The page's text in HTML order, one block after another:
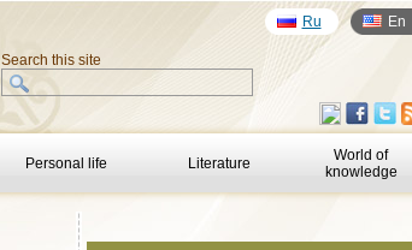
Ru En
Search this site
Personal life Literature
World of
knowledge